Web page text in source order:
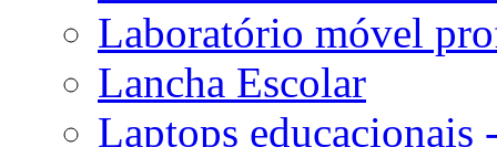
Laboratório móvel
Lancha Escolar
Laptops educacionais